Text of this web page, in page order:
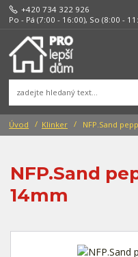
+420 734 322 926
Po - Pá (7:00 - 16:00), So (8:00 -
Úvod Klinker NFP.Sand
NFP.Sand
14mm